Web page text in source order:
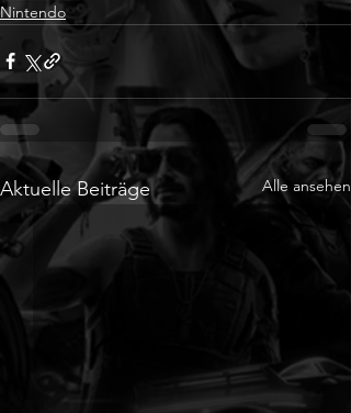
Nintendo
Aktuelle Beiträge Alle ansehen